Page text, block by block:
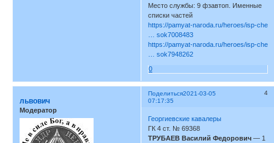
Место службы: 9 фзавтоп. Именные
списки частей
https://pamyat-naroda.ru/heroes/isp-che
… sok7008483
https://pamyat-naroda.ru/heroes/isp-che
… sok7948262
0
Поделиться 4
2021-03-05
07:17:35
львович
Модератор
Георгиевские кавалеры
ГК 4 ст. № 69368
ТРУБАЕВ Василий Федорович — 1